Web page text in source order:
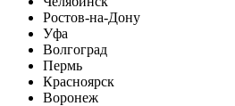
Ростов-на-Дону
Уфа
Волгоград
Пермь
Красноярск
Воронеж